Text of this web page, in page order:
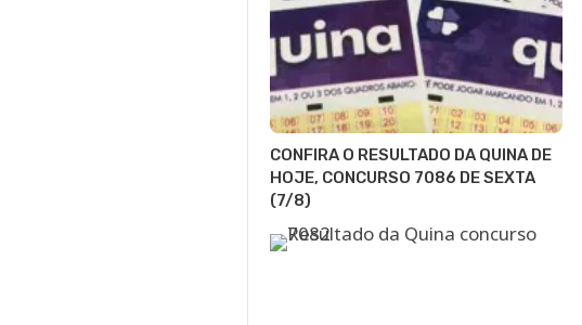
CONFIRA O RESULTADO DA QUINA DE
HOJE, CONCURSO 7086 DE SEXTA
(7/8)